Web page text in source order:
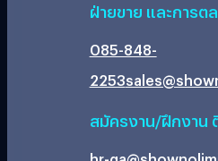
ฝ่ายขาย และการต
085-848-
2253
สมัครงาน/ฝึกงาน